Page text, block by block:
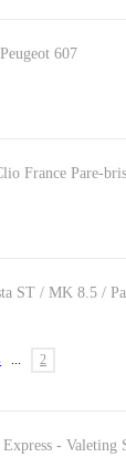
Peugeot 607
France Pare-
ST / MK 8.5 /
...
2
- Valeting